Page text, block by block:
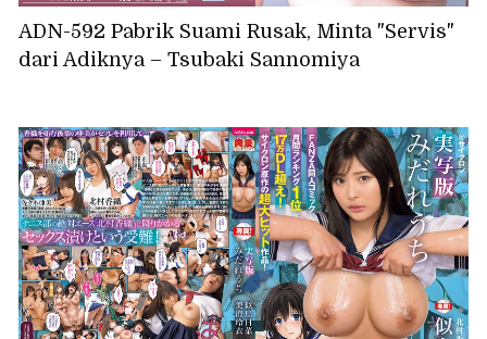
ADN-592 Pabrik Suami Rusak, Minta "Servis"
dari Adiknya – Tsubaki Sannomiya